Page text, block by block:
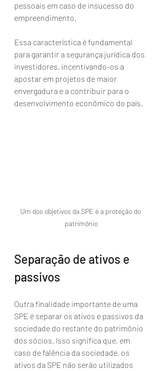
pessoais em caso de insucesso do
empreendimento.
Essa característica é fundamental
para garantir a segurança jurídica dos
investidores, incentivando-os a
apostar em projetos de maior
envergadura e a contribuir para o
desenvolvimento econômico do país.
Um dos objetivos da SPE é a proteção do
patrimônio
Separação de ativos e
passivos
Outra finalidade importante de uma
SPE é separar os ativos e passivos da
sociedade do restante do patrimônio
dos sócios. Isso significa que, em
caso de falência da sociedade, os
ativos da SPE não serão utilizados